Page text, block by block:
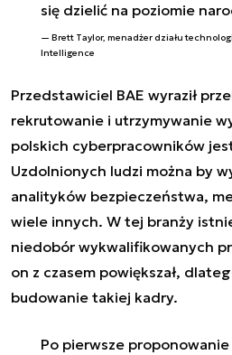
się dzielić na poziomie
Brett Taylor, menadżer działu
Intelligence
Przedstawiciel BAE wyraził
rekrutowanie i utrzymywanie
polskich cyberpracowników
Uzdolnionych ludzi można by
analityków bezpieczeństwa,
wiele innych. W tej branży
niedobór wykwalifikowanych
on z czasem powiększał,
budowanie takiej kadry.
Po pierwsze